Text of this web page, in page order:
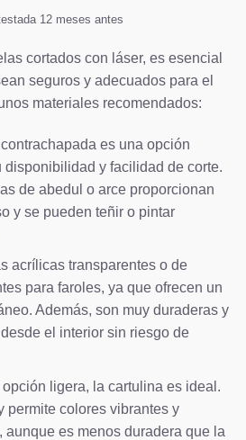
12 meses antes
cortados con láser, es esencial
seguros y adecuados para el
materiales recomendados:
es una opción
disponibilidad y facilidad de corte.
de abedul o arce proporcionan
y se pueden teñir o pintar
acrílicas transparentes o de
para faroles, ya que ofrecen un
Además, son muy duraderas y
el interior sin riesgo de
ligera, la cartulina es ideal.
permite colores vibrantes y
aunque es menos duradera que la